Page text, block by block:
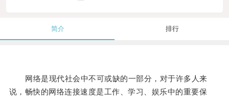
简介 排行
网络是现代社会中不可或缺的一部分，对于许多人来
说，畅快的网络连接速度是工作、学习、娱乐中的重要保